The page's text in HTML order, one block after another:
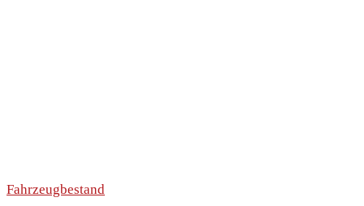
Fahrzeugbestand